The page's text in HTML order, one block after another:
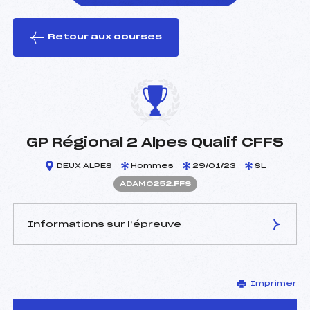
le ski
Retour aux courses
GP Régional 2 Alpes Qualif CFFS
DEUX ALPES Hommes 29/01/23 SL
ADAM0252.FFS
Informations sur l’épreuve
LAFAY BERNARD (DA)
Arbitre :
LE DANTEC ALEXANDRE
Imprimer